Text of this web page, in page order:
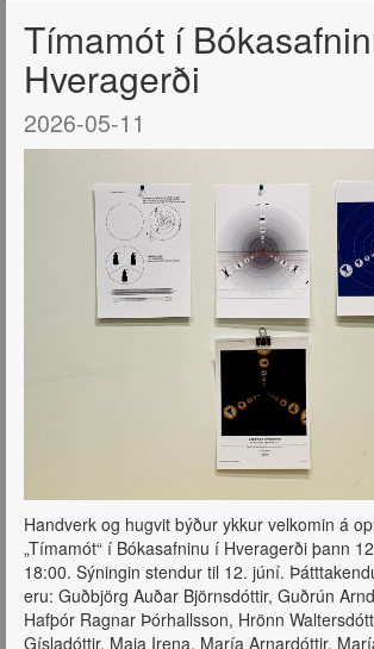
Tímamót í
Hveragerði
2026-05-11
Handverk og hugvit býður ykkur velkomin á
„Tímamót“ í Bókasafninu í Hveragerði þann
18:00. Sýningin stendur til 12. júní.
eru: Guðbjörg Auðar Björnsdóttir, Guðrún
Hafþór Ragnar Þórhallsson, Hrönn
Gísladóttir, Maia Irena, María Arnardóttir,